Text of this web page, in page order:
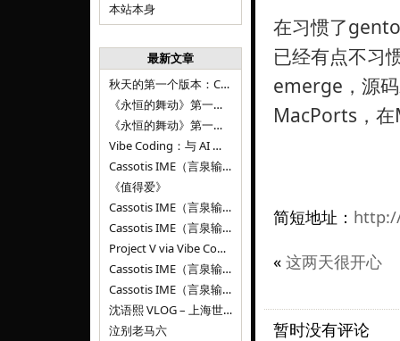
本站本身
最新文章
秋天的第一个版本：Cassotis IME（言泉输入法）v1.12.0
《永恒的舞动》第一百二十八章
《永恒的舞动》第一百二十七章
Vibe Coding：与 AI 并肩进步——言泉输入法 v0.4.1
Cassotis IME（言泉输入法）v0.3.1
《值得爱》
Cassotis IME（言泉输入法）v0.2.0
Cassotis IME（言泉输入法）v0.1.0
Project V via Vibe Coding
Cassotis IME（言泉输入法）阶段二
Cassotis IME（言泉输入法）
沈语熙 VLOG – 上海世博文化公园双子山
泣别老马六
在习惯了
已经有点不习
emerge，源
MacPorts，在
简短地址：
« 这两天很开心
暂时没有评论